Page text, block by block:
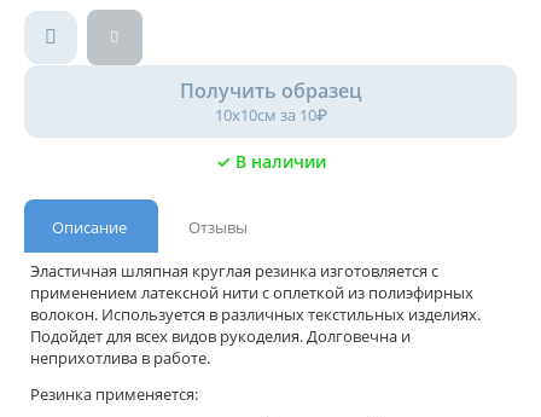
Получить образец
10х10см за 10₽
✓ В наличии
Описание
Отзывы
Эластичная шляпная круглая резинка изготовляется с
применением латексной нити с оплеткой из полиэфирных
волокон. Используется в различных текстильных изделиях.
Подойдет для всех видов рукоделия. Долговечна и
неприхотлива в работе.
Резинка применяется: